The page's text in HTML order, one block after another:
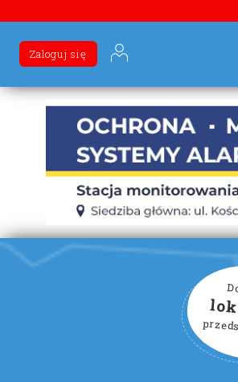
Zaloguj się